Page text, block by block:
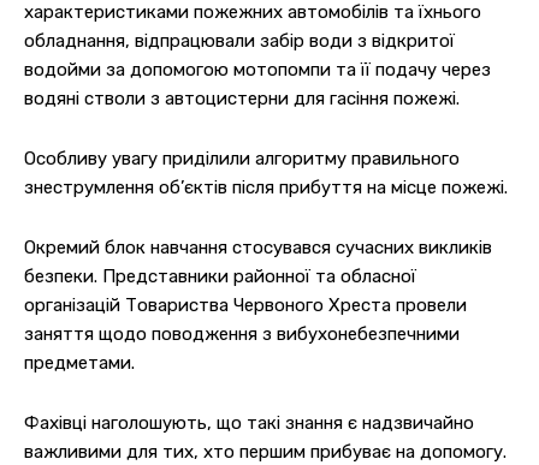
характеристиками пожежних автомобілів та їхнього
обладнання, відпрацювали забір води з відкритої
водойми за допомогою мотопомпи та її подачу через
водяні стволи з автоцистерни для гасіння пожежі.
Особливу увагу приділили алгоритму правильного
знеструмлення об’єктів після прибуття на місце пожежі.
Окремий блок навчання стосувався сучасних викликів
безпеки. Представники районної та обласної
організацій Товариства Червоного Хреста провели
заняття щодо поводження з вибухонебезпечними
предметами.
Фахівці наголошують, що такі знання є надзвичайно
важливими для тих, хто першим прибуває на допомогу.